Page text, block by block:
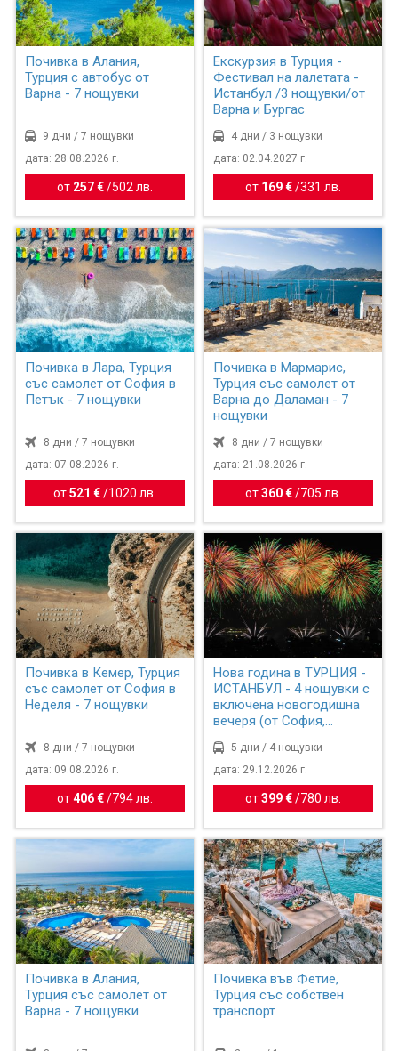
Почивка в Алания,
Турция с автобус от
Варна - 7 нощувки
9 дни / 7 нощувки
дата: 28.08.2026 г.
от 257 € /502 лв.
Екскурзия в Турция -
Фестивал на лалетата -
Истанбул /3 нощувки/от
Варна и Бургас
4 дни / 3 нощувки
дата: 02.04.2027 г.
от 169 €/331 лв.
Почивка в Лара, Турция
със самолет от София в
Петък - 7 нощувки
8 дни / 7 нощувки
дата: 07.08.2026 г.
от521 € / 1020 лв.
Почивка в Мармарис,
Турция със самолет от
Варна до Даламан - 7
нощувки
8 дни / 7 нощувки
дата: 21.08.2026 г.
от360 €/ 705 лв.
Почивка в Кемер, Турция
със самолет от София в
Неделя - 7 нощувки
8 дни / 7 нощувки
дата: 09.08.2026 г.
от406 € / 794 лв.
Нова година в ТУРЦИЯ -
ИСТАНБУЛ - 4 нощувки с
включена новогодишна
вечеря (от София,...
5 дни / 4 нощувки
дата: 29.12.2026 г.
от399 €/ 780 лв.
Почивка в Алания,
Турция със самолет от
Варна - 7 нощувки
Почивка във Фетие,
Турция със собствен
транспорт